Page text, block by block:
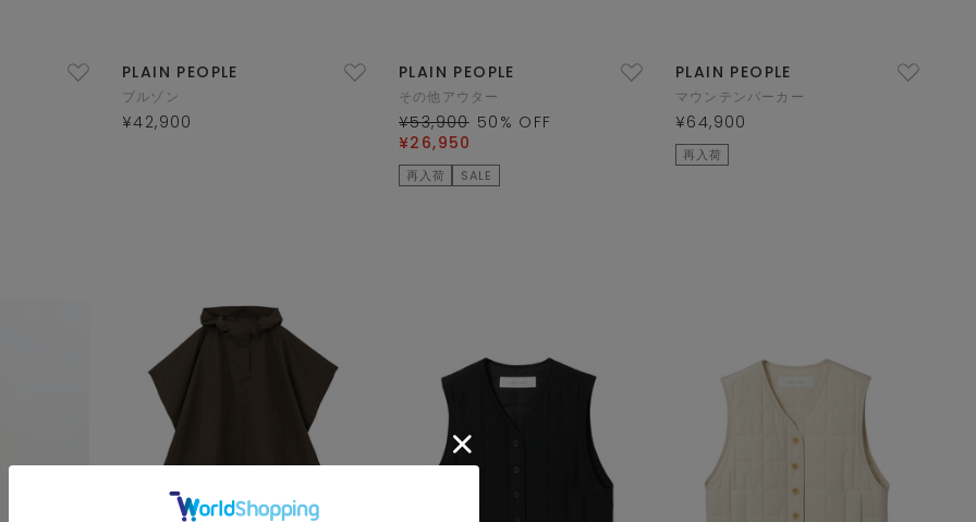
PLAIN PEOPLE
ブルゾン
¥42,900
PLAIN PEOPLE
その他アウター
¥53,900 50 % OFF
¥26,950
再入荷 SALE
PLAIN PEOPLE
マウンテンパーカー
¥64,900
再入荷